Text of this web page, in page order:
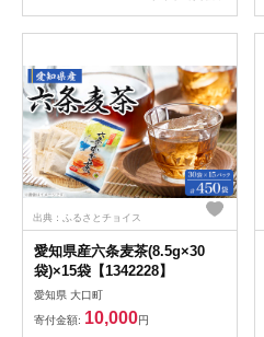
出典：ふるさとチョイス
愛知県産六条麦茶(8.5g×30
袋)×15袋【1342228】
愛知県 大口町
寄付金額: 10,000円